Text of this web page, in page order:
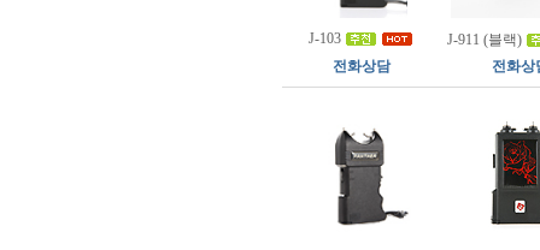
J-103
J-911 (블랙)
전화상담
전화상